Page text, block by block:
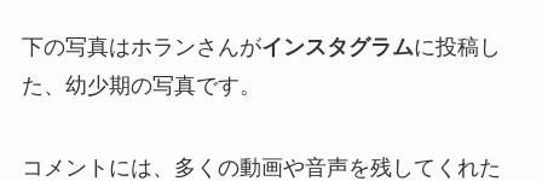
下の写真はホランさんがインスタグラムに投稿し
た、幼少期の写真です。
コメントには、多くの動画や音声を残してくれた